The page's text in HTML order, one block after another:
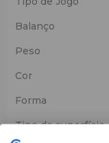
Balanço
Peso
Cor
Forma
Tipo de superfície